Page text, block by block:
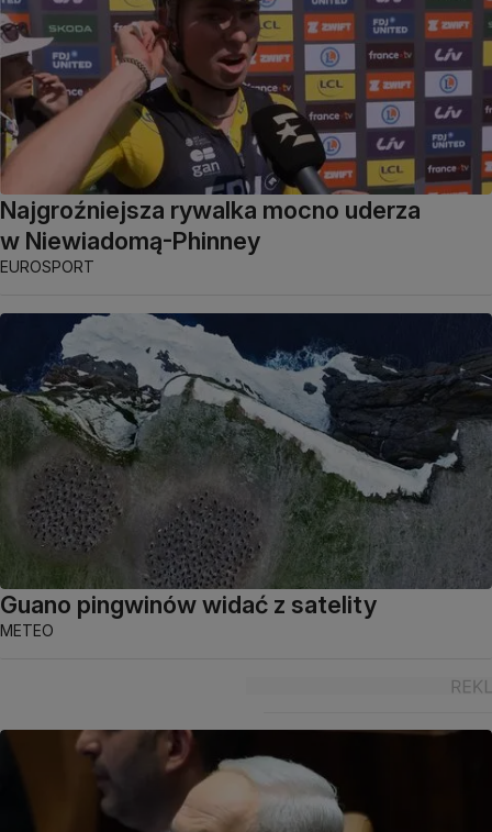
Najgroźniejsza rywalka mocno uderza
w Niewiadomą-Phinney
EUROSPORT
Guano pingwinów widać z satelity
METEO